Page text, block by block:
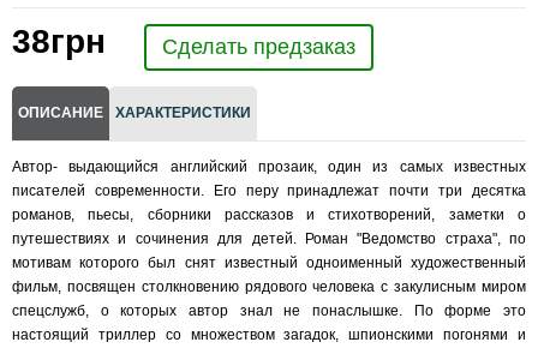
38грн Сделать предзаказ
ОПИСАНИЕ ХАРАКТЕРИСТИКИ
Автор- выдающийся английский прозаик, один из самых известных
писателей современности. Его перу принадлежат почти три десятка
романов, пьесы, сборники рассказов и стихотворений, заметки о
путешествиях и сочинения для детей. Роман "Ведомство страха", по
мотивам которого был снят известный одноименный художественный
фильм, посвящен столкновению рядового человека с закулисным миром
спецслужб, о которых автор знал не понаслышке. По форме это
настоящий триллер со множеством загадок, шпионскими погонями и